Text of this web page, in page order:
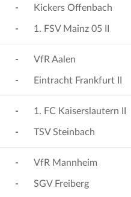
-
-
Kickers Offenbach
1. FSV Mainz 05 II
-
-
VfR Aalen
Eintracht Frankfurt II
-
-
1. FC Kaiserslautern II
TSV Steinbach
-
-
VfR Mannheim
SGV Freiberg